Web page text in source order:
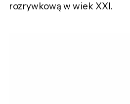
rozrywkową w wiek XXI.